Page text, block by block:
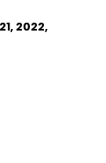
2022,